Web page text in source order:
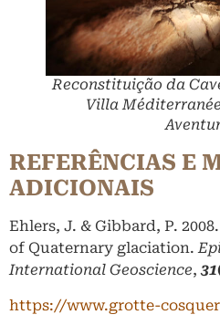
Reconstituição da
Villa
REFERÊNCIAS E
ADICIONAIS
Ehlers, J. & Gibbard, P.
of Quaternary glaciation.
International Geoscience,31
https://www.grotte-